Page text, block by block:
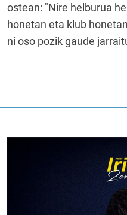
ostean: "Nire helburua
honetan eta klub
ni oso pozik gaude